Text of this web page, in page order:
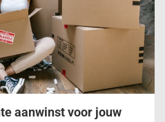
aanwinst voor jouw